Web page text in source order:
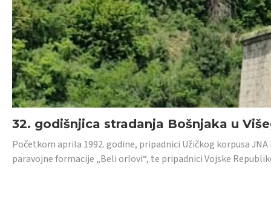
32. godišnjica stradanja Bošnjaka u
Početkom aprila 1992. godine, pripadnici Užičkog korpusa
paravojne formacije „Beli orlovi“, te pripadnici Vojske